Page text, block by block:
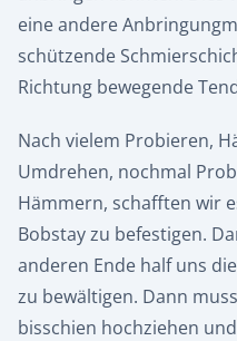
eine andere
schützende
Richtung bewegende
Nach vielem Probieren,
Umdrehen, nochmal
Hämmern, schafften wir
Bobstay zu befestigen.
anderen Ende half uns
zu bewältigen. Dann
bisschien hochziehen